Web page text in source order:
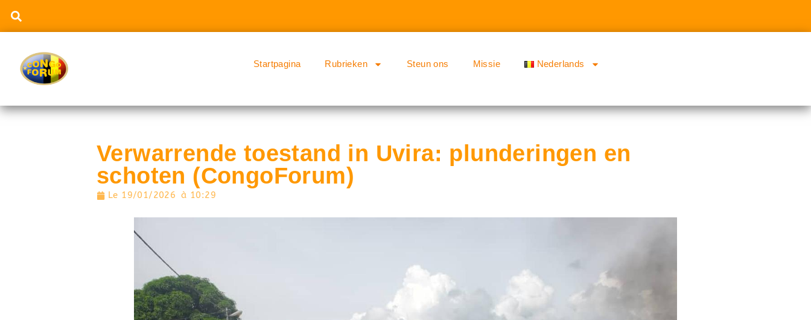
Startpagina Rubrieken Steun ons Missie Nederlands
Verwarrende toestand in Uvira: plunderingen en
schoten (CongoForum)
Le 19/01/2026 à 10:29